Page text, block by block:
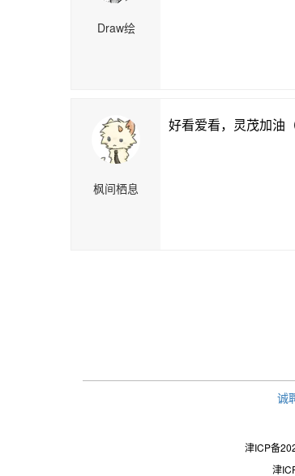
Draw绘
枫间栖息
好看爱看，灵茂加油
诚
津ICP备
津